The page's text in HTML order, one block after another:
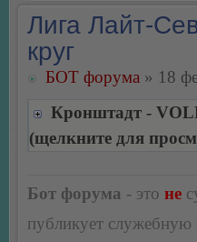
Лига Лайт-
круг
БОТ форума » 18
Кронштадт -
(щелкните для
Бот форума - это не
публикует